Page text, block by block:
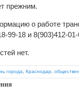
прежним.
о работе
99-18 и 8(903)412-01-
нет.
города Краснодар